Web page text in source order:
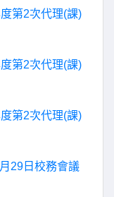
第2次代理(課)
第2次代理(課)
第2次代理(課)
29日校務會議